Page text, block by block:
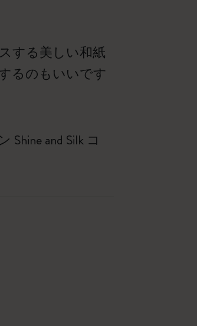
する美しい和紙
るのもいいです
and Silk コ